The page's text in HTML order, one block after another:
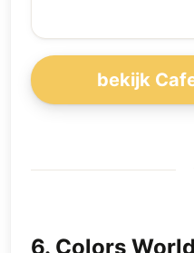
bekijk
6. Colors